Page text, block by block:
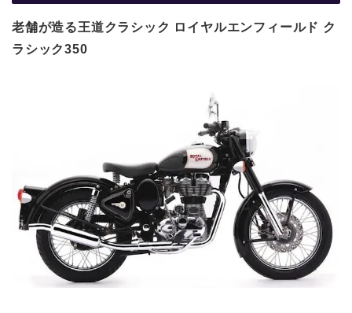
老舗が造る王道クラシック ロイヤルエンフィールド ク
ラシック350